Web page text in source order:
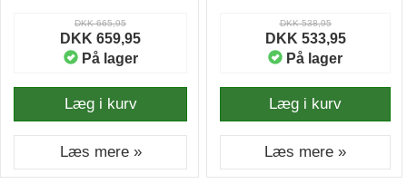
DKK 665,95
DKK 659,95
På lager
Læg i kurv
Læs mere »
DKK 538,95
DKK 533,95
På lager
Læg i kurv
Læs mere »